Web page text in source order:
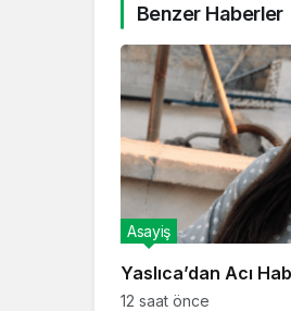
Benzer Haberler
Yaslıca’dan Acı
Asayiş
12 saat önce